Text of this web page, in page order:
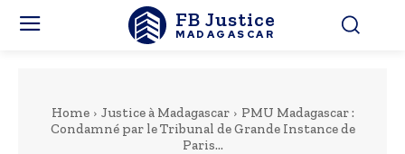
FB Justice
MADAGASCAR
Home Justice à Madagascar
PMU Madagascar :
Condamné par le Tribunal de Grande Instance de
Paris...